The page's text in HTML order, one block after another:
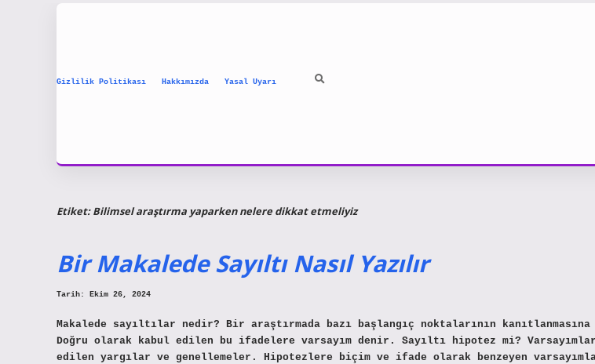
Gizlilik Politikası Hakkımızda Yasal Uyarı
Etiket:Bilimsel araştırma yaparken nelere dikkat etmeliyiz
Bir Makalede Sayıltı Nasıl Yazılır
Tarih: Ekim 26, 2024
Makalede sayıltılar nedir? Bir araştırmada bazı başlangıç ​​noktalarının
Doğru olarak kabul edilen bu ifadelere varsayım denir. Sayıltı hipotez mi?
edilen yargılar ve genellemeler. Hipotezlere biçim ve ifade olarak benzeyen